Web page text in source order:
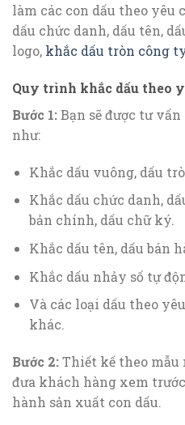
làm các con dấu theo yêu
dấu chức danh, dấu tên,
logo, khắc dấu tròn công
Quy trình khắc dấu theo
Bước 1:Bạn sẽ được tư
như:
Khắc dấu vuông, dấu
Khắc dấu chức danh,
bản chính, dấu chữ ký.
Khắc dấu tên, dấu bán
Khắc dấu nhảy số tự
Và các loại dấu theo
khác.
Bước 2:Thiết kế theo mẫu
đưa khách hàng xem
hành sản xuất con dấu.